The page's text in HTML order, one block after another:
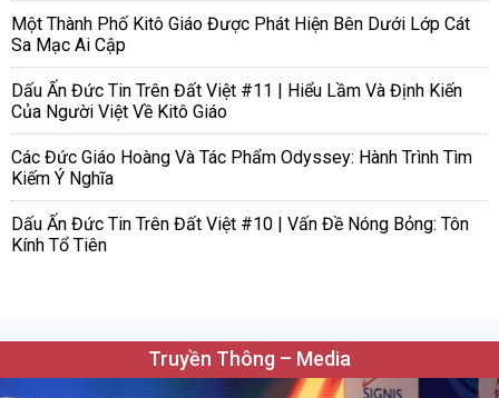
Một Thành Phố Kitô Giáo Được Phát Hiện Bên Dưới Lớp Cát
Sa Mạc Ai Cập
Dấu Ấn Đức Tin Trên Đất Việt #11 | Hiểu Lầm Và Định Kiến
Của Người Việt Về Kitô Giáo
Các Đức Giáo Hoàng Và Tác Phẩm Odyssey: Hành Trình Tìm
Kiếm Ý Nghĩa
Dấu Ấn Đức Tin Trên Đất Việt #10 | Vấn Đề Nóng Bỏng: Tôn
Kính Tổ Tiên
Truyền Thông – Media